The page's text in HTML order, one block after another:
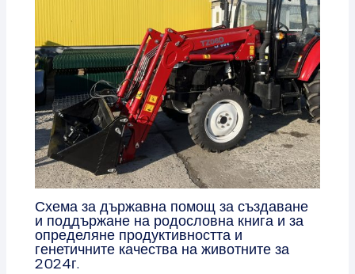
Схема за държавна помощ за създаване
и поддържане на родословна книга и за
определяне продуктивността и
генетичните качества на животните за
2024г.